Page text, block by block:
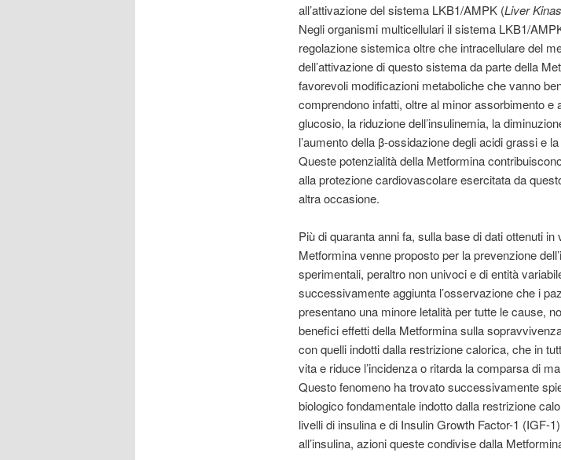
all’attivazione del sistema LKB1/AMPK (Liver
Negli organismi multicellulari il sistema LKB1/
regolazione sistemica oltre che intracellulare del
dell’attivazione di questo sistema da parte della
favorevoli modificazioni metaboliche che vanno
comprendono infatti, oltre al minor assorbimento e
glucosio, la riduzione dell’insulinemia, la
l’aumento della β-ossidazione degli acidi grassi e
Queste potenzialità della Metformina
alla protezione cardiovascolare esercitata da
altra occasione.
Più di quaranta anni fa, sulla base di dati ottenuti in
Metformina venne proposto per la prevenzione
sperimentali, peraltro non univoci e di entità
successivamente aggiunta l’osservazione che i
presentano una minore letalità per tutte le cause,
benefici effetti della Metformina sulla
con quelli indotti dalla restrizione calorica, che in
vita e riduce l’incidenza o ritarda la comparsa di
Questo fenomeno ha trovato successivamente
biologico fondamentale indotto dalla restrizione
livelli di insulina e di Insulin Growth Factor-1 (IGF-
all’insulina, azioni queste condivise dalla